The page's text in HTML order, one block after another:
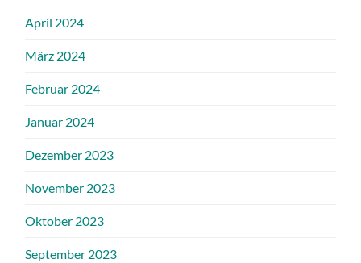
April 2024
März 2024
Februar 2024
Januar 2024
Dezember 2023
November 2023
Oktober 2023
September 2023